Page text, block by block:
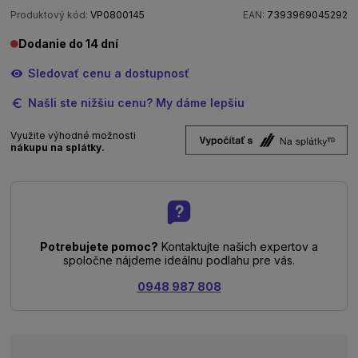
Produktový kód: VP0800145 EAN: 7393969045292
Dodanie do 14 dní
Sledovať cenu a dostupnosť
Našli ste nižšiu cenu? My dáme lepšiu
Využite výhodné možnosti
nákupu na splátky.
Potrebujete pomoc? Kontaktujte našich expertov a
spoločne nájdeme ideálnu podlahu pre vás.
0948 987 808